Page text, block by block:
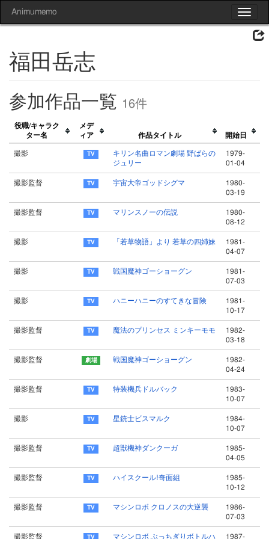
Toggle
Animumemo
福田岳志
参加作品一覧 16件
役職/キャラク
ター名
メデ
ィア
作品タイトル 開始日
撮影
キリン名曲ロマン劇場 野ばらの
ジュリー
1979-
01-04
撮影監督 宇宙大帝ゴッドシグマ
1980-
03-19
撮影監督 マリンスノーの伝説
1980-
08-12
撮影 「若草物語」より 若草の四姉妹
1981-
04-07
撮影 戦国魔神ゴーショーグン
1981-
07-03
撮影 ハニーハニーのすてきな冒険
1981-
10-17
撮影監督 魔法のプリンセス ミンキーモモ
1982-
03-18
撮影監督 戦国魔神ゴーショーグン
1982-
04-24
撮影監督 特装機兵ドルバック
1983-
10-07
撮影 星銃士ビスマルク
1984-
10-07
撮影監督 超獣機神ダンクーガ
1985-
04-05
撮影監督 ハイスクール!奇面組
1985-
10-12
撮影監督 マシンロボ クロノスの大逆襲
1986-
07-03
撮影監督 マシンロボ ぶっちぎりボトルハ 1987-